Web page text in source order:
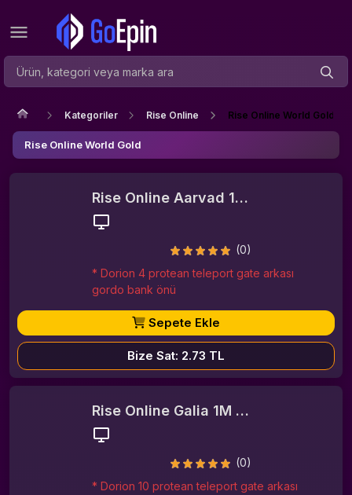
Kategoriler Rise Online Rise Online World Gold
Rise Online World Gold
Rise Online Aarvad 1M Gold Bar
(0)
* Dorion 4 protean teleport gate arkası
gordo bank önü
Sepete Ekle
Bize Sat: 2.73 TL
Rise Online Galia 1M Gold Bar
(0)
* Dorion 10 protean teleport gate arkası